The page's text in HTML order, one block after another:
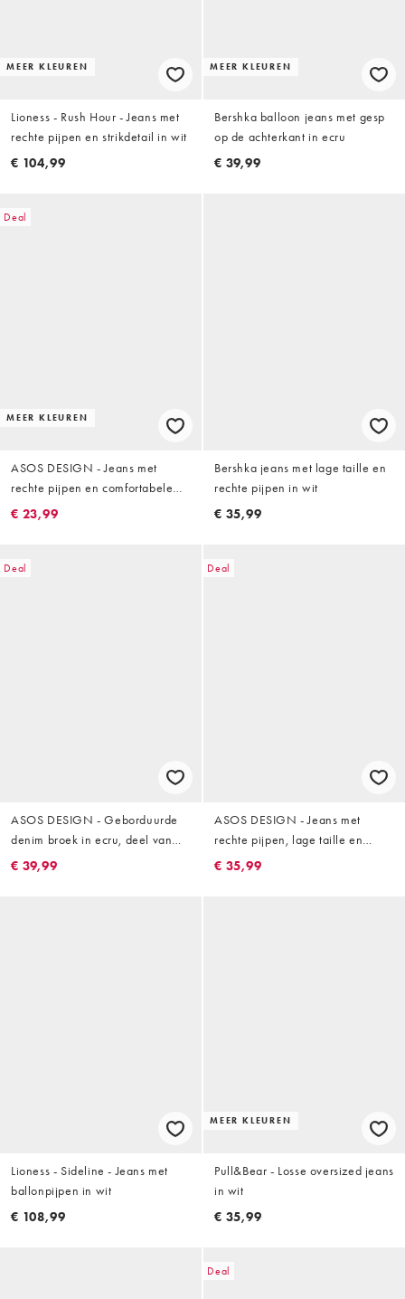
MEER KLEUREN
Lioness - Rush Hour - Jeans met
rechte pijpen en strikdetail in wit
€ 104,99
MEER KLEUREN
Bershka balloon jeans met gesp
op de achterkant in ecru
€ 39,99
Deal
MEER KLEUREN
ASOS DESIGN - Jeans met
rechte pijpen en comfortabele
stretch in wit
€ 23,99
Bershka jeans met lage taille en
rechte pijpen in wit
€ 35,99
Deal
ASOS DESIGN - Geborduurde
denim broek in ecru, deel van
co-ord set
€ 39,99
Deal
ASOS DESIGN - Jeans met
rechte pijpen, lage taille en
onafgewerkte tailleband in wit
€ 35,99
Lioness - Sideline - Jeans met
ballonpijpen in wit
€ 108,99
MEER KLEUREN
Pull&Bear - Losse oversized jeans
in wit
€ 35,99
Deal